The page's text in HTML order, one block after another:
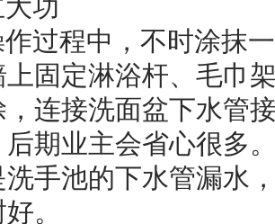
功
过程中，不时涂抹
上固定淋浴杆、毛巾
连接洗面盆下水管
期业主会省心很多
手池的下水管漏水
。